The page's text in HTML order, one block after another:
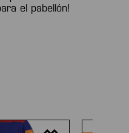
el pabellón!